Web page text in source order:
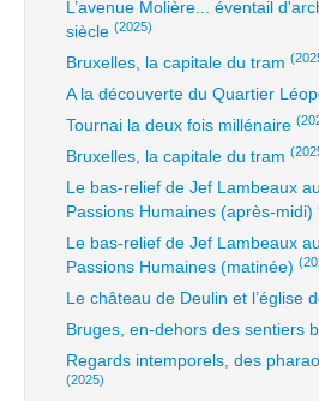
L’avenue Molière... éventail
siècle (2025)
Bruxelles, la capitale du tram
A la découverte du Quartier
Tournai la deux fois millénaire
Bruxelles, la capitale du tram
Le bas-relief de Jef Lambeaux
Passions Humaines (après-midi)
Le bas-relief de Jef Lambeaux
Passions Humaines (matinée)
Le château de Deulin et l’église
Bruges, en-dehors des sentiers
Regards intemporels, des
(2025)